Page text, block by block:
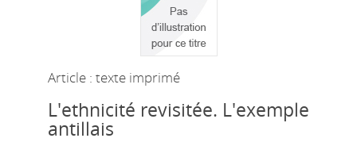
Article : texte imprimé
L'ethnicité revisitée. L'exemple
antillais